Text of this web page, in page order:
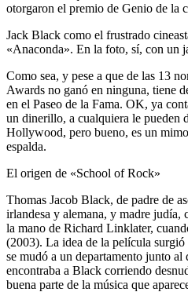
otorgaron el premio de Genio de la
Jack Black como el frustrado
«Anaconda». En la foto, sí, con un
Como sea, y pese a que de las 13
Awards no ganó en ninguna, tiene
en el Paseo de la Fama. OK, ya
un dinerillo, a cualquiera le pueden
Hollywood, pero bueno, es un
espalda.
El origen de «School of Rock»
Thomas Jacob Black, de padre de
irlandesa y alemana, y madre judía,
la mano de Richard Linklater,
(2003). La idea de la película
se mudó a un departamento junto
encontraba a Black corriendo
buena parte de la música que